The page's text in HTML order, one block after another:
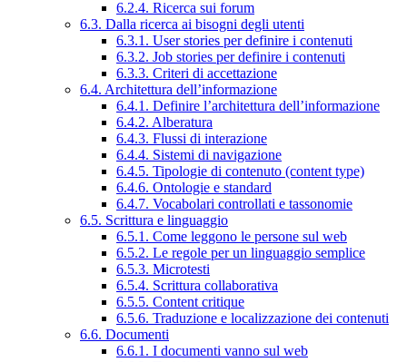
6.2.4. Ricerca sui forum
6.3. Dalla ricerca ai bisogni degli utenti
6.3.1. User stories per definire i contenuti
6.3.2. Job stories per definire i contenuti
6.3.3. Criteri di accettazione
6.4. Architettura dell’informazione
6.4.1. Definire l’architettura dell’informazione
6.4.2. Alberatura
6.4.3. Flussi di interazione
6.4.4. Sistemi di navigazione
6.4.5. Tipologie di contenuto (content type)
6.4.6. Ontologie e standard
6.4.7. Vocabolari controllati e tassonomie
6.5. Scrittura e linguaggio
6.5.1. Come leggono le persone sul web
6.5.2. Le regole per un linguaggio semplice
6.5.3. Microtesti
6.5.4. Scrittura collaborativa
6.5.5. Content critique
6.5.6. Traduzione e localizzazione dei contenuti
6.6. Documenti
6.6.1. I documenti vanno sul web